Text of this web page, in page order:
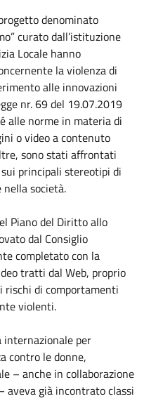
denominato
curato dall’istituzione
Locale hanno
la violenza di
alle innovazioni
nr. 69 del 19.07.2019
alle norme in materia di
o video a contenuto
sono stati affrontati
principali stereotipi di
società.
Piano del Diritto allo
dal Consiglio
completato con la
tratti dal Web, proprio
rischi di comportamenti
violenti.
internazionale per
contro le donne,
– anche in collaborazione
aveva già incontrato classi